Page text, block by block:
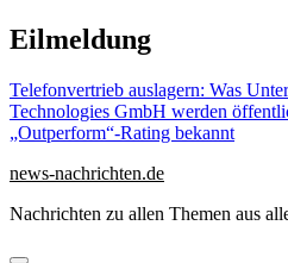
Zu
Inhalten
Eilmeldung
Telefonvertrieb auslagern: Was
Technologies GmbH werden
„Outperform“-Rating bekannt
news-nachrichten.de
Nachrichten zu allen Themen aus